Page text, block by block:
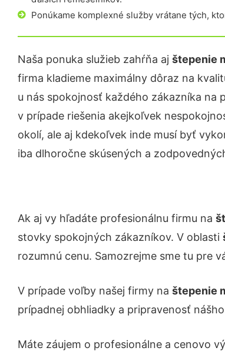
Ponúkame komplexné služby vrátane tých,
Naša ponuka služieb zahŕňa aj štepenie
firma kladieme maximálny dôraz na
u nás spokojnosť každého zákazníka na
v prípade riešenia akejkoľvek
okolí, ale aj kdekoľvek inde musí byť
iba dlhoročne skúsených a
Ak aj vy hľadáte profesionálnu firmu na
stovky spokojných zákazníkov. V oblasti
rozumnú cenu. Samozrejme sme tu pre
V prípade voľby našej firmy na štepenie
prípadnej obhliadky a pripravenosť
Máte záujem o profesionálne a cenovo